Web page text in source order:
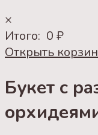
×
Итого: 0 ₽
Открыть
Букет с